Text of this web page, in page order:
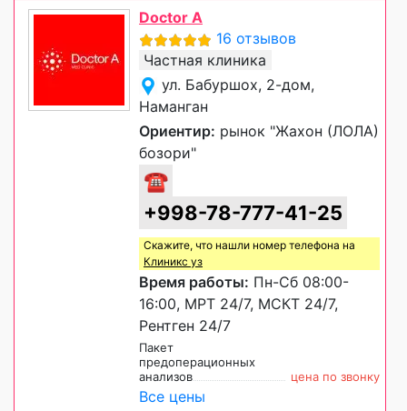
Doctor A
16 отзывов
Частная клиника
ул. Бабуршох, 2-дом,
Наманган
Ориентир: рынок "Жахон (ЛОЛА)
бозори"
☎
+998-78-777-41-25
Скажите, что нашли номер телефона на
Клиникс уз
Время работы: Пн-Сб 08:00-
16:00, МРТ 24/7, МСКТ 24/7,
Рентген 24/7
Пакет
предоперационных
анализов
цена по звонку
Все цены